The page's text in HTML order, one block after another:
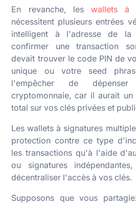
En revanche, les wallets à
nécessitent plusieurs entrées
intelligent à l'adresse de
confirmer une transaction
devait trouver le code PIN de
unique ou votre seed
l'empêcher de
cryptomonnaie, car il aurait
total sur vos clés privées et
Les wallets à signatures
protection contre ce type
les transactions qu'à l'aide
ou signatures
décentraliser l'accès à vos clés.
Supposons que vous